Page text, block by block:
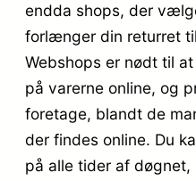
endda shops, der
forlænger din returret
Webshops er nødt til
på varerne online, og
foretage, blandt de
der findes online. Du
på alle tider af